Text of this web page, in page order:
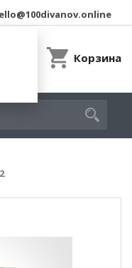
Корзина